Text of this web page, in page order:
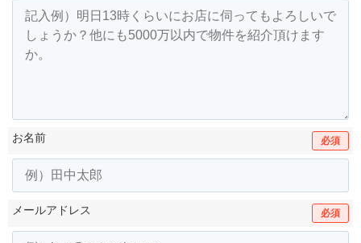
お名前 必須
メールアドレス 必須